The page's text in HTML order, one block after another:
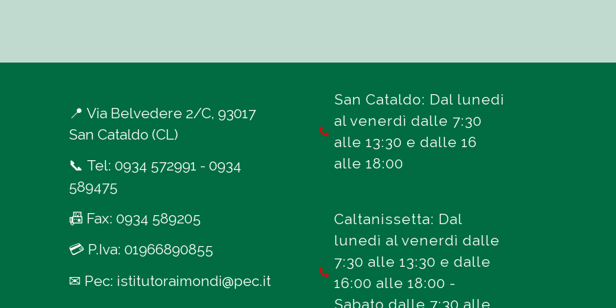
📍 Via Belvedere 2/C, 93017
San Cataldo (CL)
📞 Tel: 0934 572991 - 0934
589475
📠 Fax: 0934 589205
💳 P.Iva: 01966890855
✉ Pec: istitutoraimondi@pec.it
San Cataldo: Dal lunedi
al venerdì dalle 7:30
alle 13:30 e dalle 16
alle 18:00
Caltanissetta: Dal
lunedì al venerdì dalle
7:30 alle 13:30 e dalle
16:00 alle 18:00 -
Sabato dalle 7:30 alle